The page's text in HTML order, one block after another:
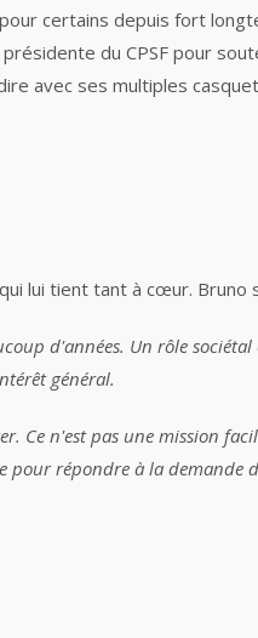
certains depuis fort
présidente du CPSF pour
avec ses multiples
lui tient tant à cœur. Bruno
d'années. Un rôle
général.
Ce n'est pas une mission
répondre à la demande